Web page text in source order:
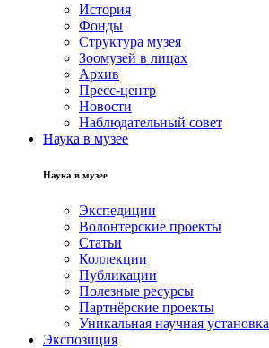
История
Фонды
Структура музея
Зоомузей в лицах
Архив
Пресс-центр
Новости
Наблюдательный совет
Наука в музее
Наука в музее
Экспедиции
Волонтерские проекты
Статьи
Коллекции
Публикации
Полезные ресурсы
Партнёрские проекты
Уникальная научная установка
Экспозиция